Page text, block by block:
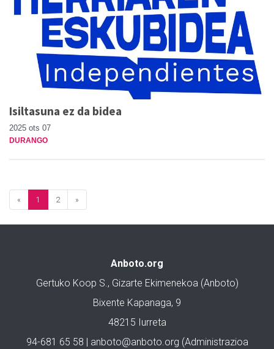
Isiltasuna ez da bidea
2025 ots 07
DURANGO
« 1 2 »
Anboto.org
Gertuko Koop S., Gizarte Ekimenekoa (Anboto)
Bixente Kapanaga, 9
48215 Iurreta
94-681 65 58 | anboto@anboto.org (Administrazioa